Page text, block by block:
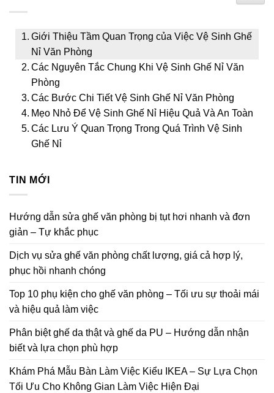
Giới Thiệu Tầm Quan Trọng của Việc Vệ Sinh Ghế
Nỉ Văn Phòng
Các Nguyên Tắc Chung Khi Vệ Sinh Ghế Nỉ Văn
Phòng
Các Bước Chi Tiết Vệ Sinh Ghế Nỉ Văn Phòng
Mẹo Nhỏ Để Vệ Sinh Ghế Nỉ Hiệu Quả Và An Toàn
Các Lưu Ý Quan Trọng Trong Quá Trình Vệ Sinh
Ghế Nỉ
TIN MỚI
Hướng dẫn sửa ghế văn phòng bị tụt hơi nhanh và đơn
giản – Tự khắc phục
Dịch vụ sửa ghế văn phòng chất lượng, giá cả hợp lý,
phục hồi nhanh chóng
Top 10 phụ kiện cho ghế văn phòng – Tối ưu sự thoải mái
và hiệu quả làm việc
Phân biệt ghế da thật và ghế da PU – Hướng dẫn nhận
biết và lựa chọn phù hợp
Khám Phá Mẫu Bàn Làm Việc Kiểu IKEA – Sự Lựa Chọn
Tối Ưu Cho Không Gian Làm Việc Hiện Đại